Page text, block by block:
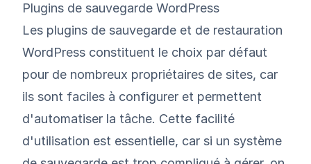
Plugins de sauvegarde WordPress
Les plugins de sauvegarde et de restauration
WordPress constituent le choix par défaut
pour de nombreux propriétaires de sites, car
ils sont faciles à configurer et permettent
d'automatiser la tâche. Cette facilité
d'utilisation est essentielle, car si un système